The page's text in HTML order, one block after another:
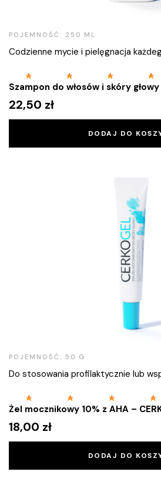
Szampon do włosów i skóry głowy
POJEMNOŚĆ: 250 ML
Codzienne mycie i pielęgnacja
22,50 zł
DODAJ DO
Żel mocznikowy 10% z AHA –
POJEMNOŚĆ: 50 G
Do stosowania profilaktycznie lub
18,00 zł
DODAJ DO